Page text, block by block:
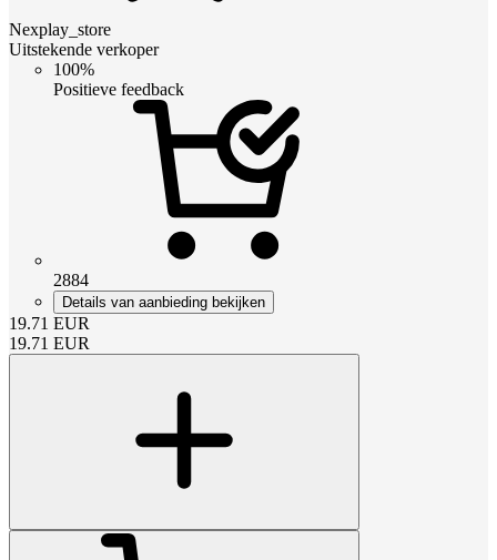
Nexplay_store
Uitstekende verkoper
100%
Positieve feedback
2884
Details van aanbieding bekijken
19.71 EUR
19.71 EUR